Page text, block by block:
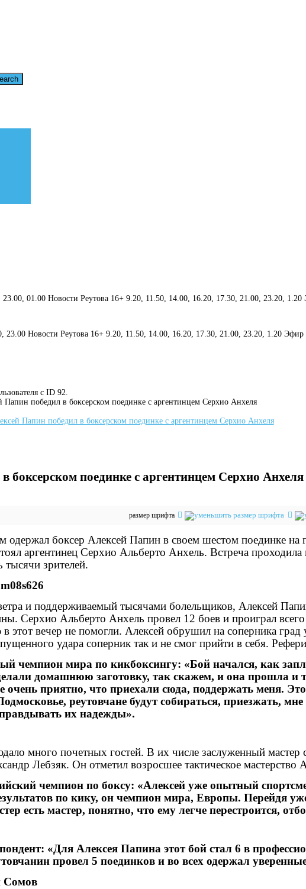
01.00 Новости Реутова 16+ 9.20, 11.50, 14.00, 16.20, 17.30, 21.00, 23.20,
23.00 Новости Реутова 16+ 9.20, 11.50, 14.00, 16.20, 17.30, 21.00, 23.20, 1.20 Эфир
с ID 92.
Папин победил в боксерском поединке с аргентинцем Серхио Анхеля
боксерском поединке с аргентинцем Серхио Анхеля
размер шрифта
одержал боксер Алексей Папин в своем шестом поединке
аргентинец Серхио Альберто Анхель. Встреча
зрителей.
и поддерживаемый тысячами болельщиков, Алексей
Серхио Альберто Анхель провел 12 боев и проиграл
в этот вечер не помогли. Алексей обрушил на соперника
удара соперник так и не смог прийти в себя.
чемпион мира по кикбоксингу: «Бой начался, как
домашнюю заготовку, так скажем, и она прошла и
очень приятно, что приехали сюда, поддержать меня.
реутовчане будут собираться, приезжать,
их надежды».
много почетных гостей. В их числе заслуженный
Лебзяк. Он отметил возросшее тактическое мастерство
чемпион по боксу: «Алексей уже опытный
по кику, он чемпион мира, Европы. Перейдя
есть мастер, понятно, что ему легче перестроится,
«Для Алексея Папина этот бой стал 6 в
провел 5 поединков и во всех одержал
Сомов